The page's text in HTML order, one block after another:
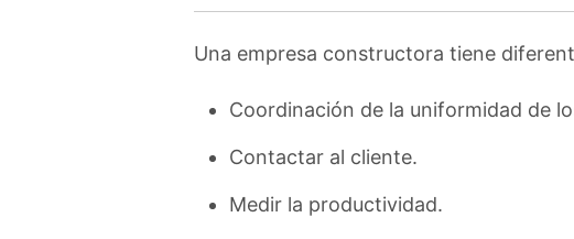
Una empresa constructora tiene
Coordinación de la uniformidad de
Contactar al cliente.
Medir la productividad.